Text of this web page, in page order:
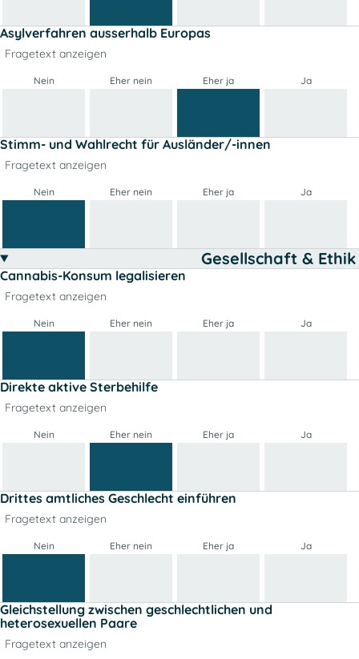
Asylverfahren ausserhalb Europas
Fragetext anzeigen
Nein Eher nein Eher ja Ja
Stimm- und Wahlrecht für Ausländer/-innen
Fragetext anzeigen
Nein Eher nein Eher ja Ja
Gesellschaft & Ethik
Cannabis-Konsum legalisieren
Fragetext anzeigen
Nein Eher nein Eher ja Ja
Direkte aktive Sterbehilfe
Fragetext anzeigen
Nein Eher nein Eher ja Ja
Drittes amtliches Geschlecht einführen
Fragetext anzeigen
Nein Eher nein Eher ja Ja
Gleichstellung zwischen geschlechtlichen und
heterosexuellen Paare
Fragetext anzeigen